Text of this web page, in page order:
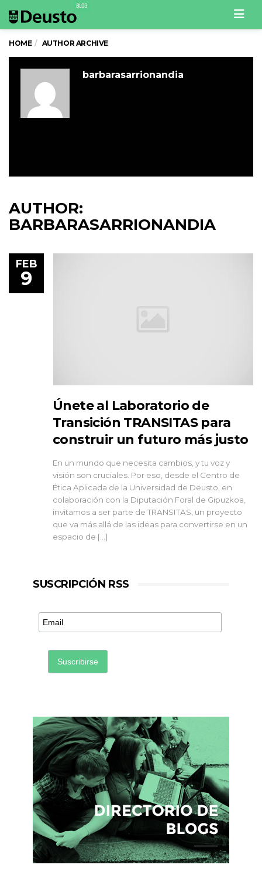
HOME AUTHOR ARCHIVE
barbarasarrionandia
AUTHOR:
BARBARASARRIONANDIA
FEB
9
Únete al Laboratorio de
Transición TRANSITAS para
construir un futuro más justo
En un mundo que necesita cambios, y tu voz y
visión son cruciales. Por eso, desde el Centro de
Ética Aplicada de la Universidad de Deusto, en
colaboración con la Diputación Foral de Gipuzkoa,
invitamos a ser parte de TRANSITAS, un proyecto
que va más allá de las ideas para convertirse en un
espacio de […]
SUSCRIPCIÓN RSS